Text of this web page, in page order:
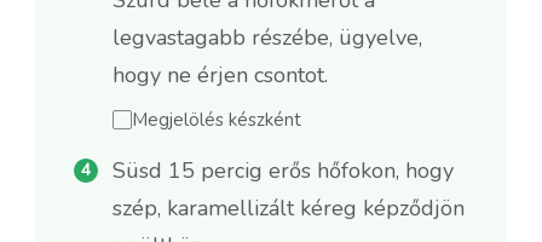
legvastagabb részébe, ügyelve,
hogy ne érjen csontot.
Megjelölés készként
Süsd 15 percig erős hőfokon, hogy
szép, karamellizált kéreg képződjön